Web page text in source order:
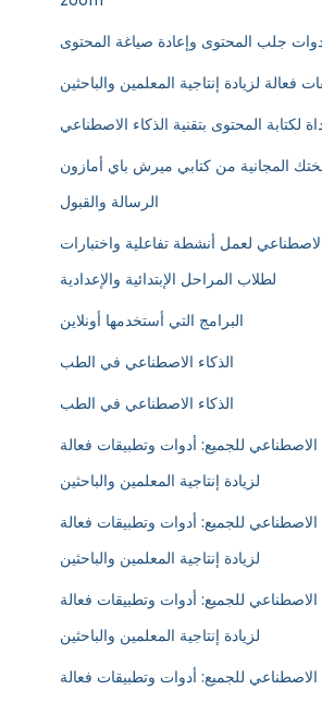
جلب المحتوى وإعادة صياغة المحتوى
فعالة لزيادة إنتاجية المعلمين والباحثين
لكتابة المحتوى بتقنية الذكاء الاصطناعي
المجانية من كتابي ميرش باي أمازون
الرسالة والقبول
لعمل أنشطة تفاعلية واختبارات
لطلاب المراحل الإبتدائية والإعدادية
البرامج التي أستخدمها أونلاين
الذكاء الاصطناعي في الطب
الذكاء الاصطناعي في الطب
الاصطناعي للجميع: أدوات وتطبيقات فعالة
لزيادة إنتاجية المعلمين والباحثين
الاصطناعي للجميع: أدوات وتطبيقات فعالة
لزيادة إنتاجية المعلمين والباحثين
الاصطناعي للجميع: أدوات وتطبيقات فعالة
لزيادة إنتاجية المعلمين والباحثين
الاصطناعي للجميع: أدوات وتطبيقات فعالة